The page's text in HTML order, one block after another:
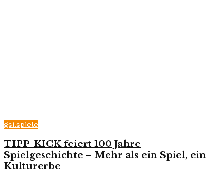
gsi.spiele
TIPP-KICK feiert 100 Jahre
Spielgeschichte – Mehr als ein Spiel, ein
Kulturerbe